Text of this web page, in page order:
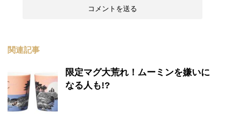
関連記事
限定マグ大荒れ！ムーミンを嫌いに
なる人も!?